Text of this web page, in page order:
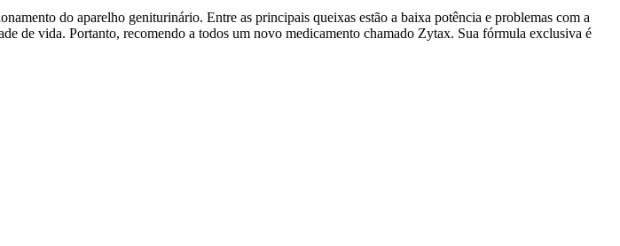
do aparelho geniturinário. Entre as principais queixas estão a baixa potência e problemas com a
de vida. Portanto, recomendo a todos um novo medicamento chamado Zytax. Sua fórmula exclusiva é